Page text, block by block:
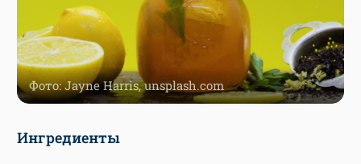
Фото: Jayne Harris, unsplash.com
Ингредиенты